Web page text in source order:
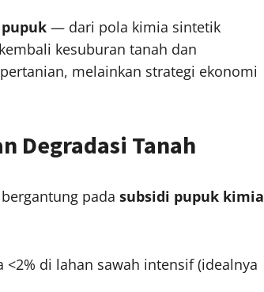
— dari pola kimia sintetik
kesuburan tanah dan
melainkan strategi ekonomi
Degradasi Tanah
pada subsidi pupuk kimia
<2% di lahan sawah intensif (idealnya